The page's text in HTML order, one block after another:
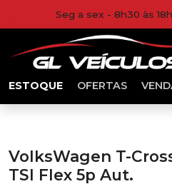
Seg a sex - 8h30 às
ESTOQUE OFERTAS
VolksWagen T-
TSI Flex 5p Aut.